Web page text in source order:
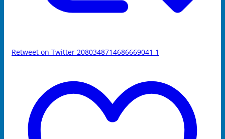
Retweet on Twitter 2080348714686669041 1